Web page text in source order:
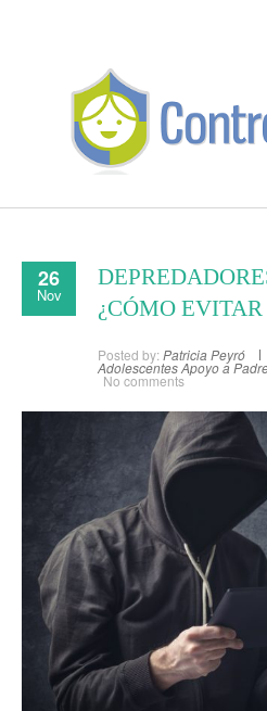
26
Nov
¿CÓMO
Posted by: Patricia Peyró
AdolescentesApoyo a
No comments